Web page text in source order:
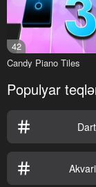
42
Candy Piano Tiles
Populyar